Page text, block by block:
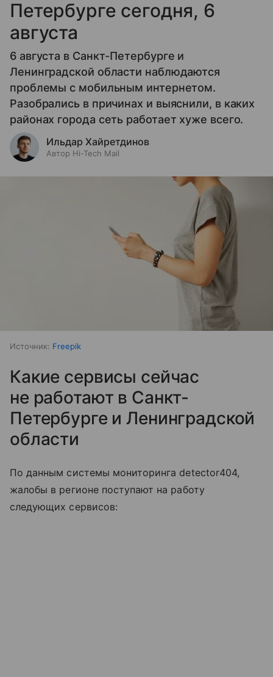
Петербурге сегодня, 6
августа
6 августа в Санкт-Петербурге и
Ленинградской области наблюдаются
проблемы с мобильным интернетом.
Разобрались в причинах и выяснили, в каких
районах города сеть работает хуже всего.
Ильдар Хайретдинов
Автор Hi-Tech Mail
Источник: Freepik
Какие сервисы сейчас
не работают в Санкт-
Петербурге и Ленинградской
области
По данным системы мониторинга detector404,
жалобы в регионе поступают на работу
следующих сервисов: